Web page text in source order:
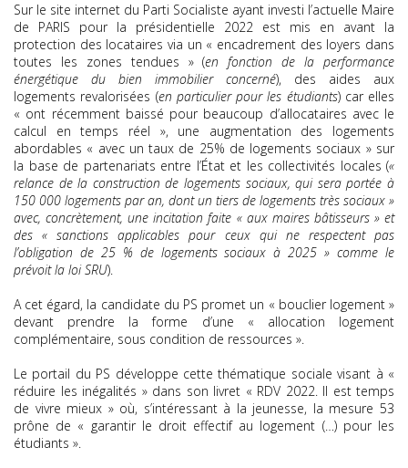
Sur le site internet du Parti Socialiste ayant investi l’actuelle Maire
de PARIS pour la présidentielle 2022 est mis en avant la
protection des locataires via un « encadrement des loyers dans
toutes les zones tendues » (en fonction de la performance
énergétique du bien immobilier concerné), des aides aux
logements revalorisées (en particulier pour les étudiants) car elles
« ont récemment baissé pour beaucoup d’allocataires avec le
calcul en temps réel », une augmentation des logements
abordables « avec un taux de 25% de logements sociaux » sur
la base de partenariats entre l’État et les collectivités locales («
relance de la construction de logements sociaux, qui sera portée à
150 000 logements par an, dont un tiers de logements très sociaux »
avec, concrètement, une incitation faite « aux maires bâtisseurs » et
des « sanctions applicables pour ceux qui ne respectent pas
l’obligation de 25 % de logements sociaux à 2025 » comme le
prévoit la loi SRU).
A cet égard, la candidate du PS promet un « bouclier logement »
devant prendre la forme d’une « allocation logement
complémentaire, sous condition de ressources ».
Le portail du PS développe cette thématique sociale visant à «
réduire les inégalités » dans son livret « RDV 2022. Il est temps
de vivre mieux » où, s’intéressant à la jeunesse, la mesure 53
prône de « garantir le droit effectif au logement (…) pour les
étudiants ».